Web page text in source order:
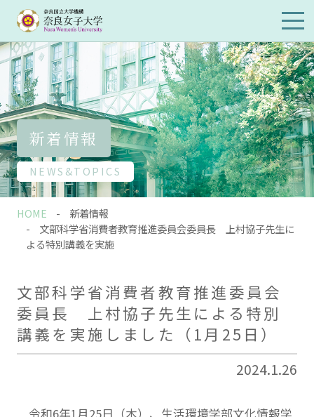
メイ
ンメ
ニュ
ーを
開閉
新着情報
NEWS&TOPICS
HOME
新着情報
文部科学省消費者教育推進委員会委員長 上村協子先生に
よる特別講義を実施
文部科学省消費者教育推進委員会
委員長 上村協子先生による特別
講義を実施しました（1月25日）
2024.1.26